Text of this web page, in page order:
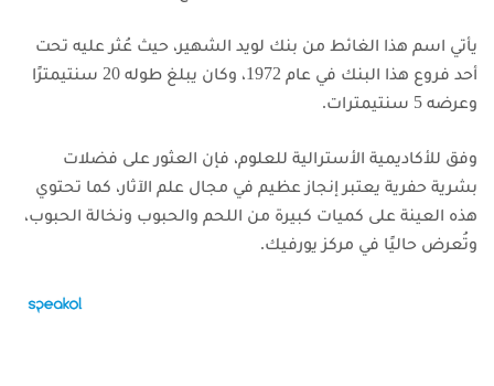
يأتي اسم هذا الغائط من بنك لويد الشهير، حيث عُثر عليه تحت
أحد فروع هذا البنك في عام 1972، وكان يبلغ طوله 20 سنتيمترًا
وعرضه 5 سنتيمترات.
وفق للأكاديمية الأسترالية للعلوم، فإن العثور على فضلات
بشرية حفرية يعتبر إنجاز عظيم في مجال علم الآثار، كما تحتوي
هذه العينة على كميات كبيرة من اللحم والحبوب ونخالة الحبوب،
وتُعرض حاليًا في مركز يورفيك.